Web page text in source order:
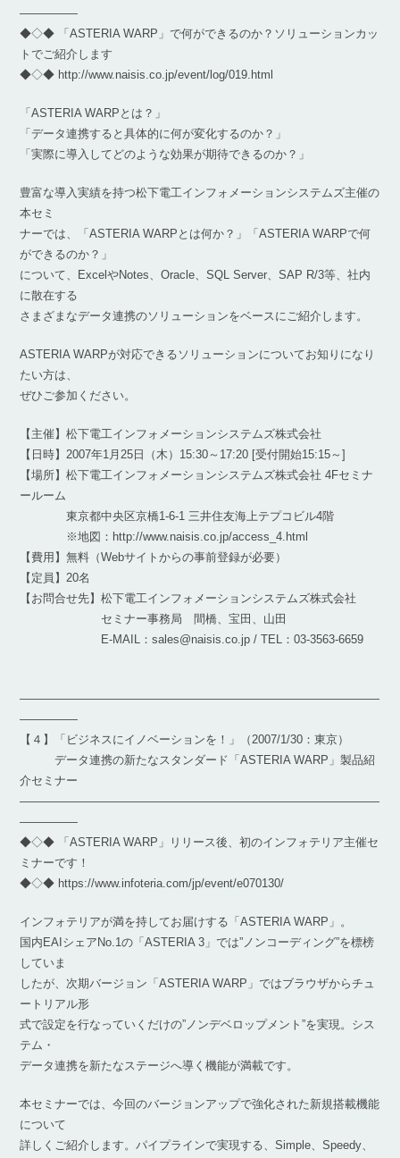
―――――
◆◇◆ 「ASTERIA WARP」で何ができるのか？ソリューションカッ
トでご紹介します
◆◇◆ http://www.naisis.co.jp/event/log/019.html
「ASTERIA WARPとは？」
「データ連携すると具体的に何が変化するのか？」
「実際に導入してどのような効果が期待できるのか？」
豊富な導入実績を持つ松下電工インフォメーションシステムズ主催の
本セミ
ナーでは、「ASTERIA WARPとは何か？」「ASTERIA WARPで何
ができるのか？」
について、ExcelやNotes、Oracle、SQL Server、SAP R/3等、社内
に散在する
さまざまなデータ連携のソリューションをベースにご紹介します。
ASTERIA WARPが対応できるソリューションについてお知りになり
たい方は、
ぜひご参加ください。
【主催】松下電工インフォメーションシステムズ株式会社
【日時】2007年1月25日（木）15:30～17:20 [受付開始15:15～]
【場所】松下電工インフォメーションシステムズ株式会社 4Fセミナ
ールーム
東京都中央区京橋1-6-1 三井住友海上テプコビル4階
※地図：http://www.naisis.co.jp/access_4.html
【費用】無料（Webサイトからの事前登録が必要）
【定員】20名
【お問合せ先】松下電工インフォメーションシステムズ株式会社
セミナー事務局 間橋、宝田、山田
E-MAIL：sales@naisis.co.jp / TEL：03-3563-6659
―――――――――――――――――――――――――――――――
―――――
【４】「ビジネスにイノベーションを！」（2007/1/30：東京）
データ連携の新たなスタンダード「ASTERIA WARP」製品紹
介セミナー
―――――――――――――――――――――――――――――――
―――――
◆◇◆ 「ASTERIA WARP」リリース後、初のインフォテリア主催セ
ミナーです！
◆◇◆ https://www.infoteria.com/jp/event/e070130/
インフォテリアが満を持してお届けする「ASTERIA WARP」。
国内EAIシェアNo.1の「ASTERIA 3」では”ノンコーディング”を標榜
していま
したが、次期バージョン「ASTERIA WARP」ではブラウザからチュ
ートリアル形
式で設定を行なっていくだけの”ノンデベロップメント”を実現。シス
テム・
データ連携を新たなステージへ導く機能が満載です。
本セミナーでは、今回のバージョンアップで強化された新規搭載機能
について
詳しくご紹介します。パイプラインで実現する、Simple、Speedy、